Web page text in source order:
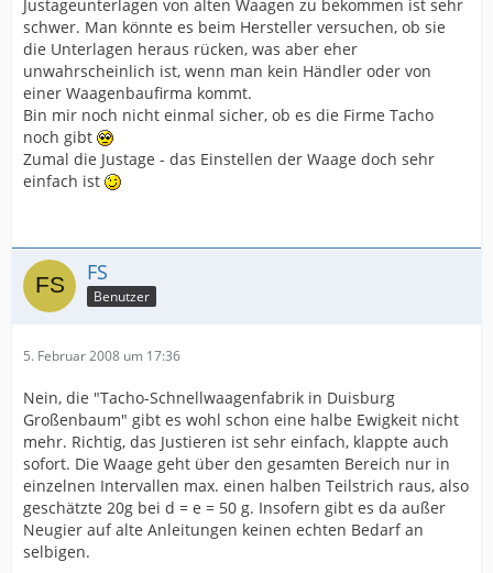
Justageunterlagen von alten Waagen zu bekommen ist sehr
schwer. Man könnte es beim Hersteller versuchen, ob sie
die Unterlagen heraus rücken, was aber eher
unwahrscheinlich ist, wenn man kein Händler oder von
einer Waagenbaufirma kommt.
Bin mir noch nicht einmal sicher, ob es die Firme Tacho
noch gibt
Zumal die Justage - das Einstellen der Waage doch sehr
einfach ist
FS
Benutzer
5. Februar 2008 um 17:36
Nein, die "Tacho-Schnellwaagenfabrik in Duisburg
Großenbaum" gibt es wohl schon eine halbe Ewigkeit nicht
mehr. Richtig, das Justieren ist sehr einfach, klappte auch
sofort. Die Waage geht über den gesamten Bereich nur in
einzelnen Intervallen max. einen halben Teilstrich raus, also
geschätzte 20g bei d = e = 50 g. Insofern gibt es da außer
Neugier auf alte Anleitungen keinen echten Bedarf an
selbigen.